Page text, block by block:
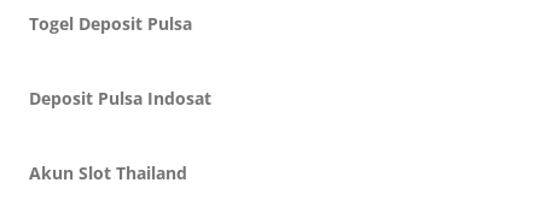
Togel Deposit Pulsa
Deposit Pulsa Indosat
Akun Slot Thailand